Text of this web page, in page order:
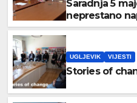
Saradnja 5
neprestano
UGLJEVIK VIJESTI
Stories of